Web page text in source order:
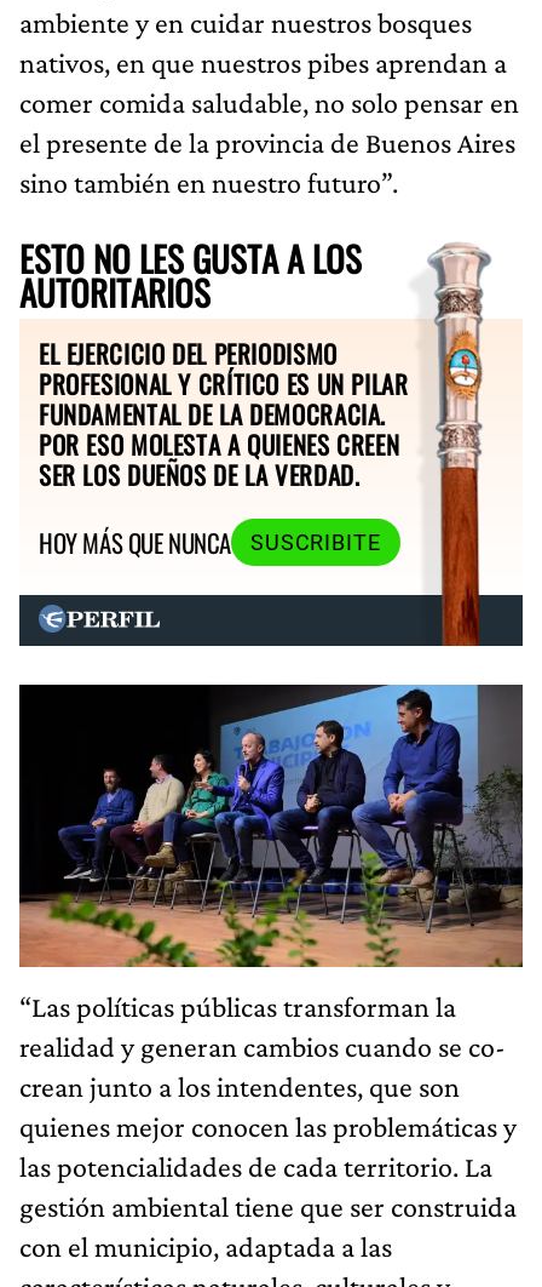
ambiente y en cuidar nuestros bosques
nativos, en que nuestros pibes aprendan a
comer comida saludable, no solo pensar en
el presente de la provincia de Buenos Aires
sino también en nuestro futuro”.
ESTO NO LES GUSTA A LOS
AUTORITARIOS
EL EJERCICIO DEL PERIODISMO
PROFESIONAL Y CRÍTICO ES UN PILAR
FUNDAMENTAL DE LA DEMOCRACIA.
POR ESO MOLESTA A QUIENES CREEN
SER LOS DUEÑOS DE LA VERDAD.
HOY MÁS QUE NUNCA
SUSCRIBITE
“Las políticas públicas transforman la
realidad y generan cambios cuando se co-
crean junto a los intendentes, que son
quienes mejor conocen las problemáticas y
las potencialidades de cada territorio. La
gestión ambiental tiene que ser construida
con el municipio, adaptada a las